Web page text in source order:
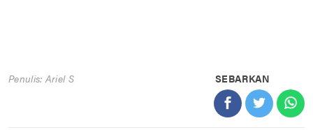
Penulis: Ariel S SEBARKAN